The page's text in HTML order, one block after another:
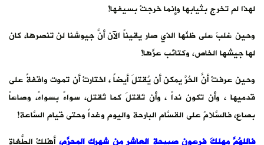
‏لهذا لم تخرج بثيابها وإنما خرجتْ بسيفها!
‏وحين غلبَ على ظنِّها الذي صار يقيناً الآن أنَّ جيوشنا لن تنصرها، كان
لها جيشها الخاص، وكتائب عزِّها!
‏وحين عرفتْ أنَّ الحُرَّ يمكن أن يُقتلَ أيضاً ، اختارتْ أن تموت واقفةً على
قدميها ، وأن تكون نداً ، وأن تَقتلَ كما تُقتل، سواءً بسواءً، وصاعاً
بصاع، فالسَّلامُ على القسَّام البارحة واليوم وغداً وحتى قيام السَّاعة!